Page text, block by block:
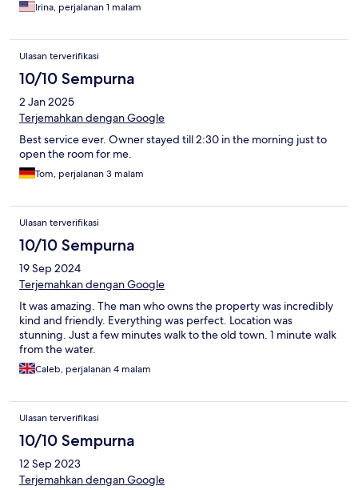
Irina, perjalanan 1 malam
Ulasan terverifikasi
10/10 Sempurna
2 Jan 2025
Terjemahkan dengan Google
Best service ever. Owner stayed till 2:30 in the morning just to
open the room for me.
Tom, perjalanan 3 malam
Ulasan terverifikasi
10/10 Sempurna
19 Sep 2024
Terjemahkan dengan Google
It was amazing. The man who owns the property was incredibly
kind and friendly. Everything was perfect. Location was
stunning. Just a few minutes walk to the old town. 1 minute walk
from the water.
Caleb, perjalanan 4 malam
Ulasan terverifikasi
10/10 Sempurna
12 Sep 2023
Terjemahkan dengan Google